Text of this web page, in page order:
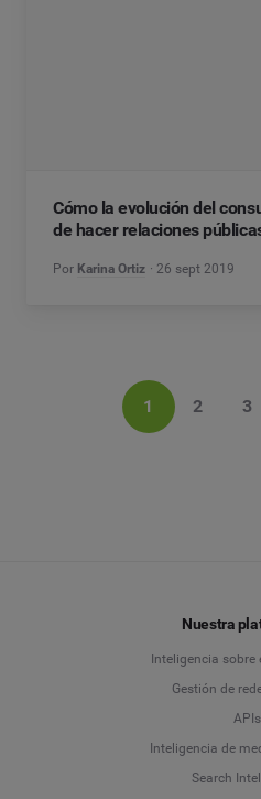
Cómo la evolución del
de hacer relaciones
Por Karina Ortiz 26 sept 2019
1 2 3
Nuestra
Inteligencia
Gestión de
APIs
Inteligencia de
Search